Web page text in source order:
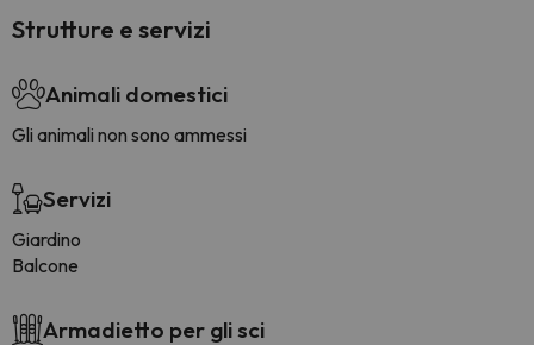
Strutture e servizi
Animali domestici
Gli animali non sono ammessi
Servizi
Giardino
Balcone
Armadietto per gli sci